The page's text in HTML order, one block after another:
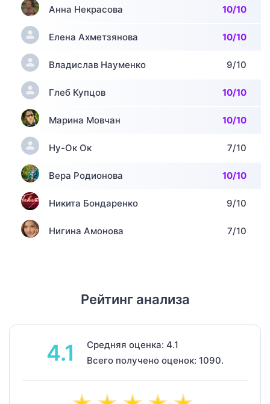
Анна Некрасова 10/10
Елена Ахметзянова 10/10
Владислав Науменко 9/10
Глеб Купцов 10/10
Марина Мовчан 10/10
Ну-Ок Ок 7/10
Вера Родионова 10/10
Никита Бондаренко 9/10
Нигина Амонова 7/10
Рейтинг анализа
4.1
Средняя оценка: 4.1
Всего получено оценок: 1090.